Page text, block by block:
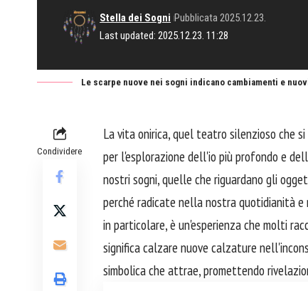
Last updated: 2025.12.23. 11:28
Stella dei Sogni Pubblicata 2025.12.23.
Le scarpe nuove nei sogni indicano cambiamenti e
Condividere
La vita onirica, quel teatro silenzioso che
per l'esplorazione dell'io più profondo e
nostri sogni, quelle che riguardano gli
perché radicate nella nostra quotidianità e
in particolare, è un'esperienza che molti
significa calzare nuove calzature
simbolica che attrae, promettendo